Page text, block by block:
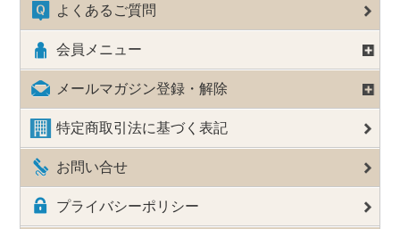
よくあるご質問
会員メニュー
メールマガジン登録・解除
特定商取引法に基づく表記
お問い合せ
プライバシーポリシー